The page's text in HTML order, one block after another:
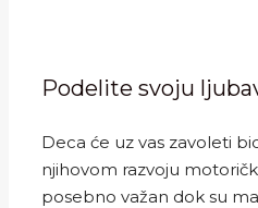
Podelite svoju
Deca će uz vas zavoleti
njihovom razvoju
posebno važan dok su